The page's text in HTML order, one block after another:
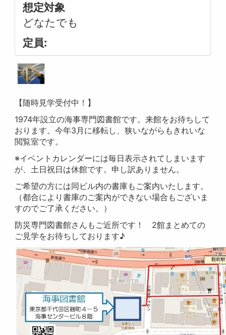
想定対象
どなたでも
定員:
【随時見学受付中！】
1974年設立の海事専門図書館です。来館をお待ちして
おります。今年3月に移転し、狭いながらもきれいな
閲覧室です。
※イベントカレンダーには毎日表示されてしまいます
が、土日祝日は休館です。申し訳ありません。
ご希望の方には同ビル内の書庫もご案内いたします。
（都合により書庫のご案内ができない場合もございま
すのでご了承ください。）
防災専門図書館さんもご近所です！ 2館まとめての
ご見学をお待ちしております♪